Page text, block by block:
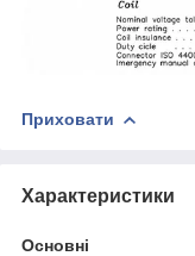
Приховати
Характеристики
Основні